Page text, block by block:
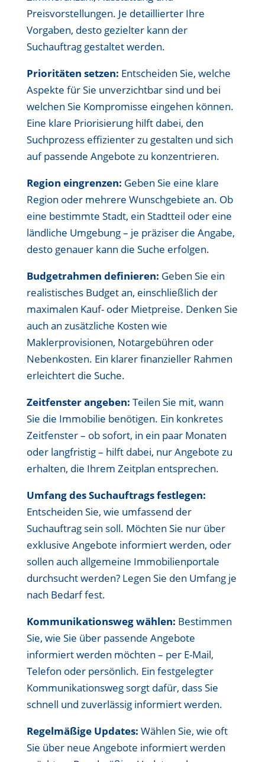
Preisvorstellungen. Je detaillierter Ihre
Vorgaben, desto gezielter kann der
Suchauftrag gestaltet werden.
Prioritäten setzen: Entscheiden Sie, welche
Aspekte für Sie unverzichtbar sind und bei
welchen Sie Kompromisse eingehen können.
Eine klare Priorisierung hilft dabei, den
Suchprozess effizienter zu gestalten und sich
auf passende Angebote zu konzentrieren.
Region eingrenzen: Geben Sie eine klare
Region oder mehrere Wunschgebiete an. Ob
eine bestimmte Stadt, ein Stadtteil oder eine
ländliche Umgebung – je präziser die Angabe,
desto genauer kann die Suche erfolgen.
Budgetrahmen definieren: Geben Sie ein
realistisches Budget an, einschließlich der
maximalen Kauf- oder Mietpreise. Denken Sie
auch an zusätzliche Kosten wie
Maklerprovisionen, Notargebühren oder
Nebenkosten. Ein klarer finanzieller Rahmen
erleichtert die Suche.
Zeitfenster angeben: Teilen Sie mit, wann
Sie die Immobilie benötigen. Ein konkretes
Zeitfenster – ob sofort, in ein paar Monaten
oder langfristig – hilft dabei, nur Angebote zu
erhalten, die Ihrem Zeitplan entsprechen.
Umfang des Suchauftrags festlegen:
Entscheiden Sie, wie umfassend der
Suchauftrag sein soll. Möchten Sie nur über
exklusive Angebote informiert werden, oder
sollen auch allgemeine Immobilienportale
durchsucht werden? Legen Sie den Umfang je
nach Bedarf fest.
Kommunikationsweg wählen: Bestimmen
Sie, wie Sie über passende Angebote
informiert werden möchten – per E-Mail,
Telefon oder persönlich. Ein festgelegter
Kommunikationsweg sorgt dafür, dass Sie
schnell und zuverlässig informiert werden.
Regelmäßige Updates: Wählen Sie, wie oft
Sie über neue Angebote informiert werden